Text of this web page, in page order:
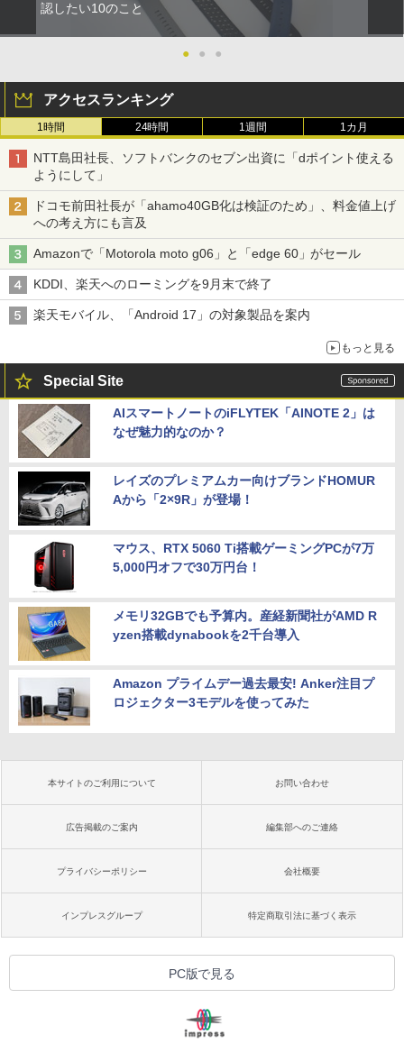
認したい10のこと
● ● ●
アクセスランキング
1時間 24時間 1週間 1カ月
NTT島田社長、ソフトバンクのセブン出資に「dポイント使える
ようにして」
ドコモ前田社長が「ahamo40GB化は検証のため」、料金値上げ
への考え方にも言及
Amazonで「Motorola moto g06」と「edge 60」がセール
KDDI、楽天へのローミングを9月末で終了
楽天モバイル、「Android 17」の対象製品を案内
もっと見る
Special Site
AIスマートノートのiFLYTEK「AINOTE 2」は
なぜ魅力的なのか？
レイズのプレミアムカー向けブランドHOMUR
Aから「2×9R」が登場！
マウス、RTX 5060 Ti搭載ゲーミングPCが7万
5,000円オフで30万円台！
メモリ32GBでも予算内。産経新聞社がAMD R
yzen搭載dynabookを2千台導入
Amazon プライムデー過去最安! Anker注目プ
ロジェクター3モデルを使ってみた
本サイトのご利用について お問い合わせ
広告掲載のご案内 編集部へのご連絡
プライバシーポリシー 会社概要
インプレスグループ 特定商取引法に基づく表示
PC版で見る